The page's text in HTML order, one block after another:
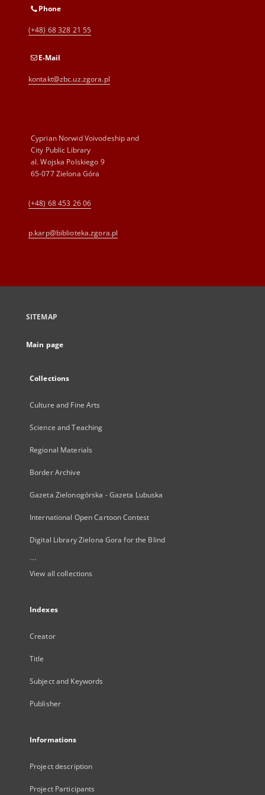
Phone
(+48) 68 328 21 55
E-Mail
kontakt@zbc.uz.zgora.pl
Cyprian Norwid Voivodeship and
City Public Library
al. Wojska Polskiego 9
65-077 Zielona Góra
(+48) 68 453 26 06
p.karp@biblioteka.zgora.pl
SITEMAP
Main page
Collections
Culture and Fine Arts
Science and Teaching
Regional Materials
Border Archive
Gazeta Zielonogórska - Gazeta Lubuska
International Open Cartoon Contest
Digital Library Zielona Gora for the Blind
...
View all collections
Indexes
Creator
Title
Subject and Keywords
Publisher
Informations
Project description
Project Participants